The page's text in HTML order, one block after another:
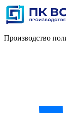
Производство